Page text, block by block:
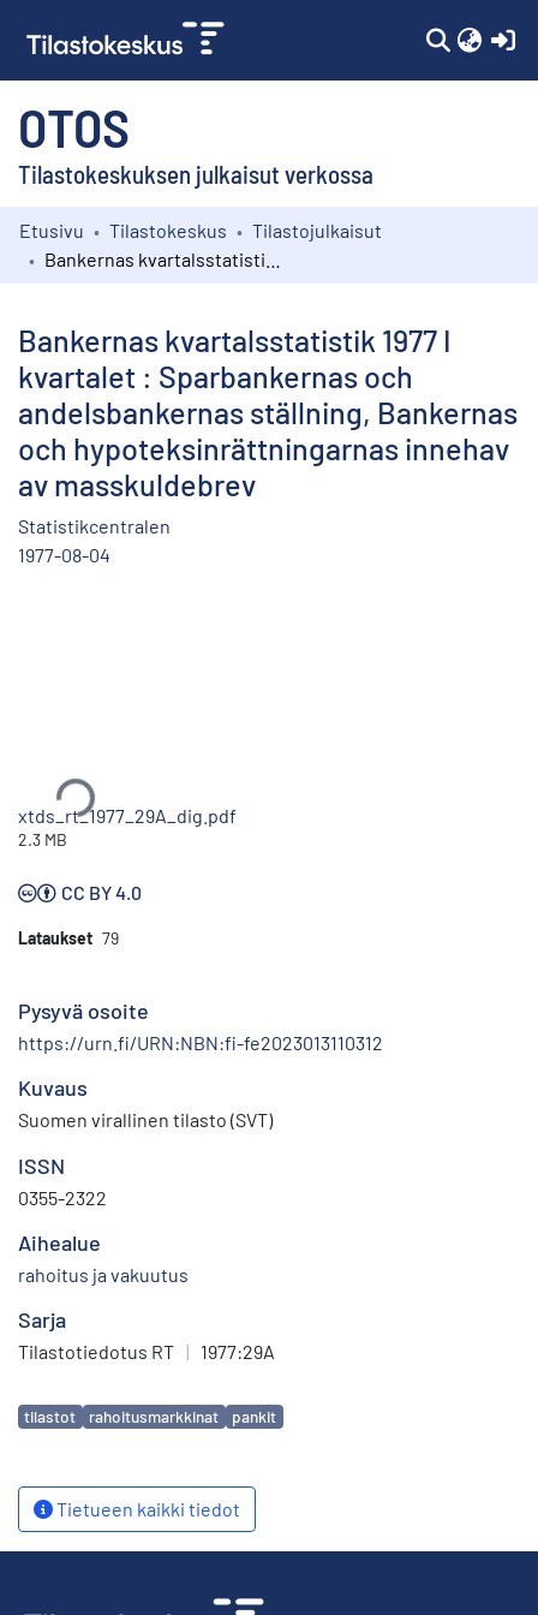
OTOS
Tilastokeskuksen julkaisut verkossa
Kokoelmat
Etusivu Tilastokeskus
Tilastojulkaisut
Bankernas kvartalsstatistik 1977 I
kvartalet : Sparbankernas och
andelsbankernas ställning, Bankernas
och hypoteksinrättningarnas innehav
av masskuldebrev
Statistikcentralen
1977-08-04
xtds_rt_1977_29A_dig.pdf
2.3 MB
CC BY 4.0
Lataukset 79
Pysyvä osoite
https://urn.fi/URN:NBN:fi-fe2023013110312
Kuvaus
Suomen virallinen tilasto (SVT)
ISSN
0355-2322
Aihealue
rahoitus ja vakuutus
Sarja
Tilastotiedotus RT | 1977:29A
Avainsanat
tilastot rahoitusmarkkinat pankit
Tietueen kaikki tiedot